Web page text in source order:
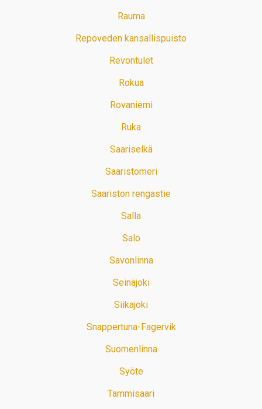
Rauma
Repoveden kansallispuisto
Revontulet
Rokua
Rovaniemi
Ruka
Saariselkä
Saaristomeri
Saariston rengastie
Salla
Salo
Savonlinna
Seinäjoki
Siikajoki
Snappertuna-Fagervik
Suomenlinna
Syöte
Tammisaari